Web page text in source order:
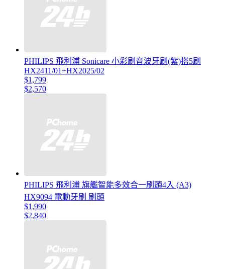
PHILIPS 飛利浦 Sonicare 小彩刷音波牙刷(紫)搭5刷
HX2411/01+HX2025/02
$1,799
$2,570
PHILIPS 飛利浦 旗艦智能多效合一刷頭4入 (A3)
HX9094 電動牙刷 刷頭
$1,990
$2,840